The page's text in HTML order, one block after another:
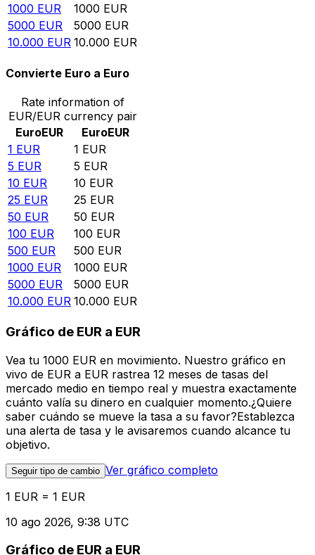
1000 EUR 1000 EUR
5000 EUR 5000 EUR
10.000 EUR 10.000 EUR
Convierte Euro a Euro
Rate information of
EUR/EUR currency pair
EuroEUR EuroEUR
1 EUR 1 EUR
5 EUR 5 EUR
10 EUR 10 EUR
25 EUR 25 EUR
50 EUR 50 EUR
100 EUR 100 EUR
500 EUR 500 EUR
1000 EUR 1000 EUR
5000 EUR 5000 EUR
10.000 EUR 10.000 EUR
Gráfico de EUR a EUR
Vea tu 1000 EUR en movimiento. Nuestro gráfico en
vivo de EUR a EUR rastrea 12 meses de tasas del
mercado medio en tiempo real y muestra exactamente
cuánto valía su dinero en cualquier momento.¿Quiere
saber cuándo se mueve la tasa a su favor?Establezca
una alerta de tasa y le avisaremos cuando alcance tu
objetivo.
Seguir tipo de cambio Ver gráfico completo
1 EUR = 1 EUR
10 ago 2026, 9:38 UTC
Gráfico de EUR a EUR